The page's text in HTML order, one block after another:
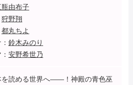
瓶由布子
狩野翔
都丸ちよ
鈴木みのり
安野希世乃
を読める世界へ――！神殿の青色巫